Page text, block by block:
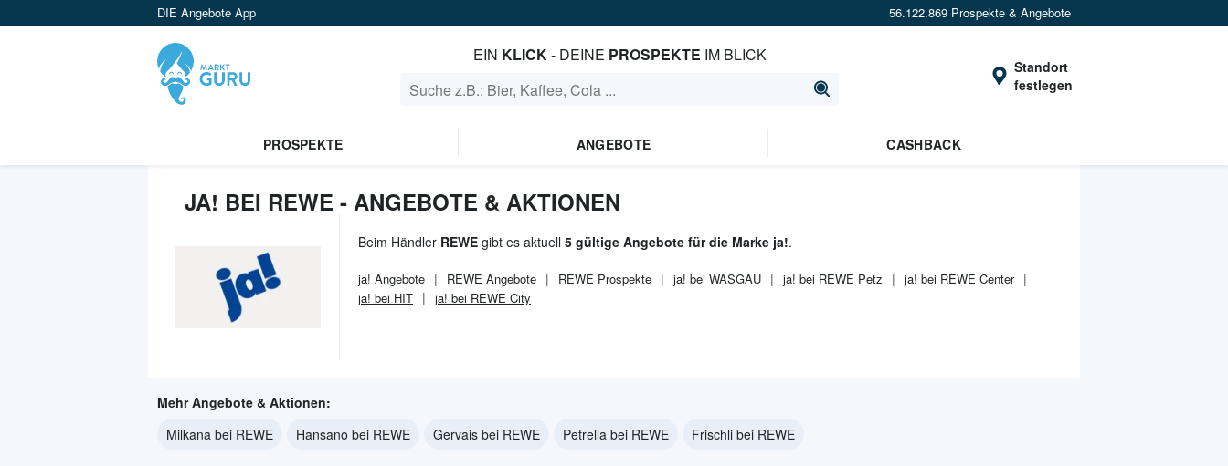
DIE Angebote App 56.122.869 Prospekte & Angebote
EIN KLICK- DEINE PROSPEKTE IM BLICK
Standort
festlegen
PROSPEKTE ANGEBOTE CASHBACK
JA! BEI REWE - ANGEBOTE & AKTIONEN
Beim Händler REWE gibt es aktuell 5 gültige Angebote für die Marke ja!.
ja! Angebote REWE Angebote REWE Prospekte ja! bei WASGAU ja! bei REWE Petz
ja! bei REWE Center
ja! bei HIT
ja! bei REWE City
Mehr Angebote & Aktionen:
Milkana bei REWE
Hansano bei REWE Gervais bei REWE Petrella bei REWE Frischli bei REWE